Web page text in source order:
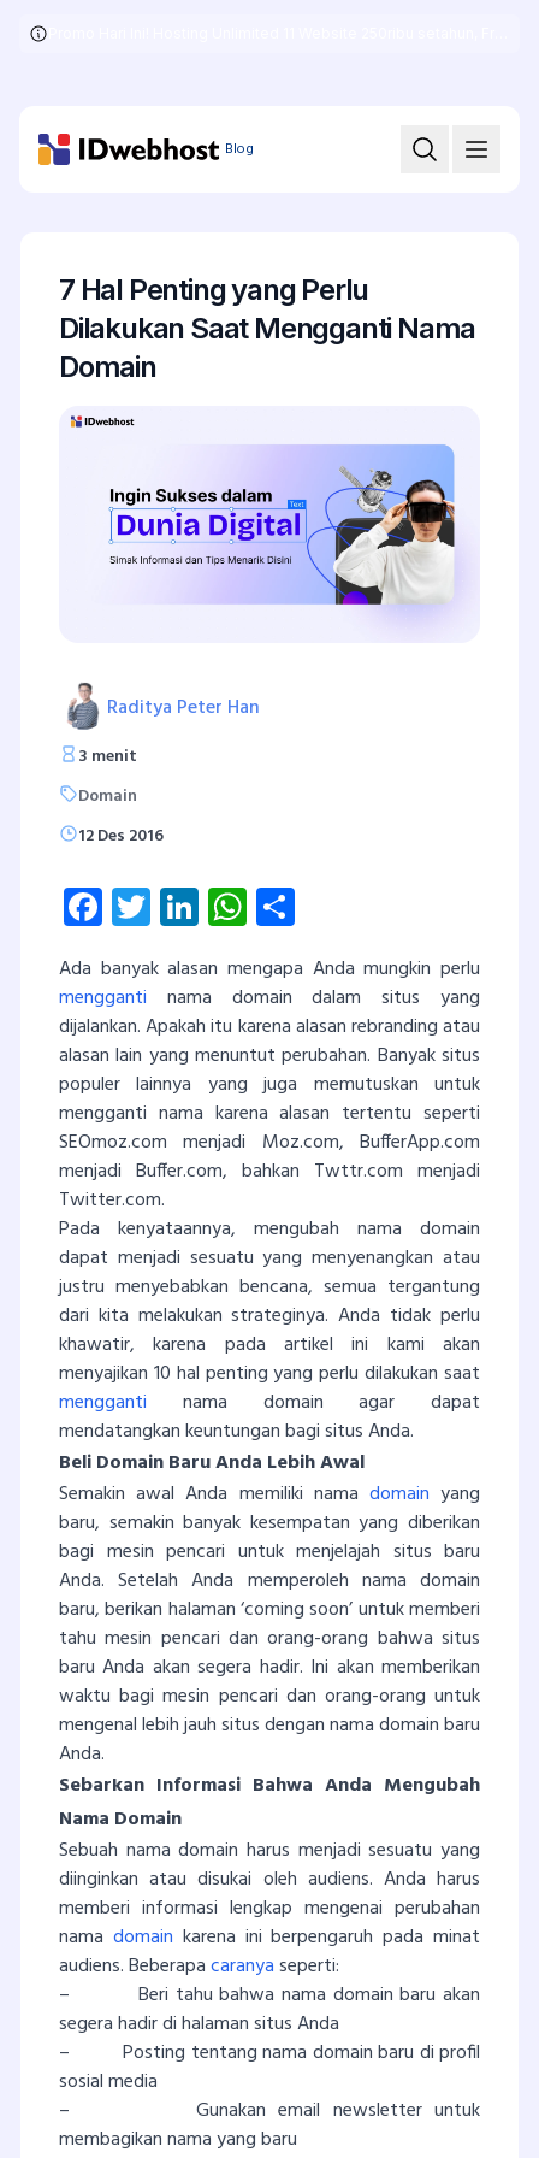
Blog
7 Hal Penting yang Perlu
Dilakukan Saat Mengganti Nama
Domain
Raditya Peter Han
3 menit
Domain
12 Des 2016
Facebook
Twitter
LinkedInWhatsApp
Ada banyak alasan mengapa Anda mungkin perlu
mengganti nama domain dalam situs yang
dijalankan. Apakah itu karena alasan rebranding atau
alasan lain yang menuntut perubahan. Banyak situs
populer lainnya yang juga memutuskan untuk
mengganti nama karena alasan tertentu seperti
SEOmoz.com menjadi Moz.com, BufferApp.com
menjadi Buffer.com, bahkan Twttr.com menjadi
Twitter.com.
Pada kenyataannya, mengubah nama domain
dapat menjadi sesuatu yang menyenangkan atau
justru menyebabkan bencana, semua tergantung
dari kita melakukan strateginya. Anda tidak perlu
khawatir, karena pada artikel ini kami akan
menyajikan 10 hal penting yang perlu dilakukan saat
mengganti nama domain agar dapat
mendatangkan keuntungan bagi situs Anda.
Beli Domain Baru Anda Lebih Awal
Semakin awal Anda memiliki nama domain yang
baru, semakin banyak kesempatan yang diberikan
bagi mesin pencari untuk menjelajah situs baru
Anda. Setelah Anda memperoleh nama domain
baru, berikan halaman ‘coming soon’ untuk memberi
tahu mesin pencari dan orang-orang bahwa situs
baru Anda akan segera hadir. Ini akan memberikan
waktu bagi mesin pencari dan orang-orang untuk
mengenal lebih jauh situs dengan nama domain baru
Anda.
Sebarkan Informasi Bahwa Anda Mengubah
Nama Domain
Sebuah nama domain harus menjadi sesuatu yang
diinginkan atau disukai oleh audiens. Anda harus
memberi informasi lengkap mengenai perubahan
nama domain karena ini berpengaruh pada minat
audiens. Beberapacaranyaseperti:
– Beri tahu bahwa nama domain baru akan
segera hadir di halaman situs Anda
– Posting tentang nama domain baru di profil
sosial media
– Gunakan email newsletter untuk
membagikan nama yang baru